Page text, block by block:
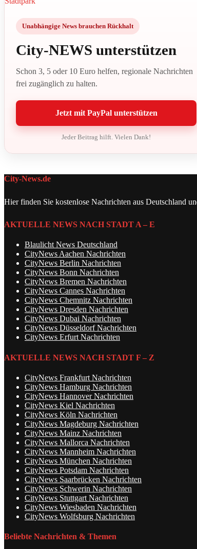
Unabhängige News brauchen Rückhalt
City-NEWS unterstützen
Schon 3, 5 oder 10 Euro helfen, regionale Nachrichten
frei zugänglich zu halten.
Jetzt mit PayPal unterstützen
Jeder Beitrag hilft. Vielen Dank!
City-News.de
Hier finden Sie kostenlose Nachrichten aus Deutschland
AKTUELLE NEWS NACH STADT A – E
Blaulicht News Deutschland
CityNews Aachen Nachrichten
CityNews Berlin Nachrichten
CityNews Bonn Nachrichten
CityNews Bremen Nachrichten
CityNews Cannes Nachrichten
CityNews Chemnitz Nachrichten
CityNews Dresden Nachrichten
CityNews Dubai Nachrichten
CityNews Düsseldorf Nachrichten
CityNews Erfurt Nachrichten
AKTUELLE NEWS NACH STADT F – Z
CityNews Frankfurt Nachrichten
CityNews Hamburg Nachrichten
CityNews Hannover Nachrichten
CityNews Kiel Nachrichten
CityNews Köln Nachrichten
CityNews Magdeburg Nachrichten
CityNews Mainz Nachrichten
CityNews Mallorca Nachrichten
CityNews Mannheim Nachrichten
CityNews München Nachrichten
CityNews Potsdam Nachrichten
CityNews Saarbrücken Nachrichten
CityNews Schwerin Nachrichten
CityNews Stuttgart Nachrichten
CityNews Wiesbaden Nachrichten
CityNews Wolfsburg Nachrichten
Beliebte Nachrichten & Themen